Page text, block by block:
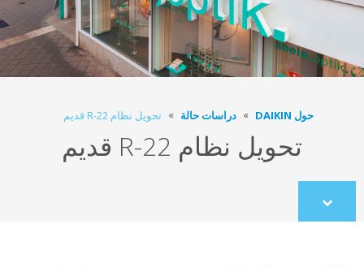
حول DAIKIN دراسات حالة تحويل نظام R-22 قديم
تحويل نظام R-22 قديم
Scroll
to